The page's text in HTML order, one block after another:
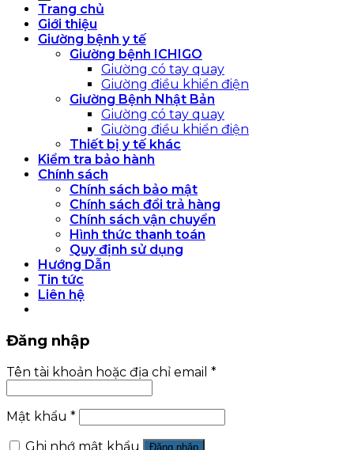
Trang chủ
Giới thiệu
Giường bệnh y tế
Giường bệnh ICHIGO
Giường có tay quay
Giường điều khiển điện
Giường Bệnh Nhật Bản
Giường có tay quay
Giường điều khiển điện
Thiết bị y tế khác
Kiểm tra bảo hành
Chính sách
Chính sách bảo mật
Chính sách đổi trả hàng
Chính sách vận chuyển
Hình thức thanh toán
Quy định sử dụng
Hướng Dẫn
Tin tức
Liên hệ
Đăng nhập
Tên tài khoản hoặc địa chỉ email *
Mật khẩu *
Ghi nhớ mật khẩu
Đăng nhập